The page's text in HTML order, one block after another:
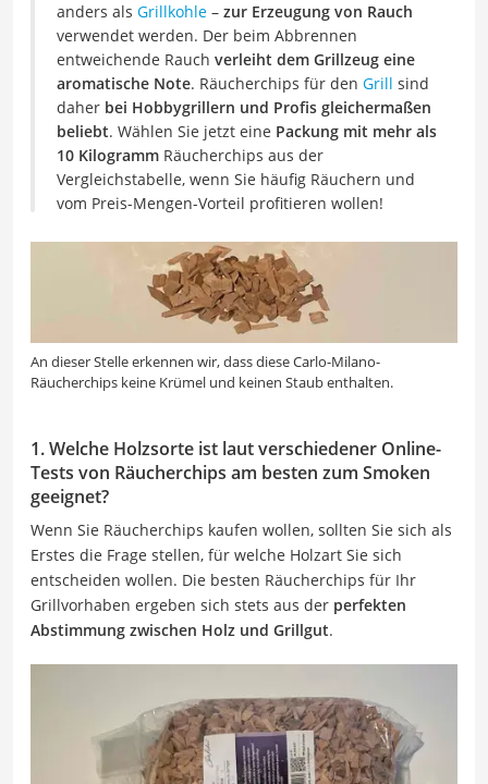
anders als Grillkohle – zur Erzeugung von Rauch
verwendet werden. Der beim Abbrennen
entweichende Rauch verleiht dem Grillzeug eine
aromatische Note. Räucherchips für den Grill sind
daher bei Hobbygrillern und Profis gleichermaßen
beliebt. Wählen Sie jetzt eine Packung mit mehr als
10 Kilogramm Räucherchips aus der
Vergleichstabelle, wenn Sie häufig Räuchern und
vom Preis-Mengen-Vorteil profitieren wollen!
An dieser Stelle erkennen wir, dass diese Carlo-Milano-
Räucherchips keine Krümel und keinen Staub enthalten.
1. Welche Holzsorte ist laut verschiedener Online-
Tests von Räucherchips am besten zum Smoken
geeignet?
Wenn Sie Räucherchips kaufen wollen, sollten Sie sich als
Erstes die Frage stellen, für welche Holzart Sie sich
entscheiden wollen. Die besten Räucherchips für Ihr
Grillvorhaben ergeben sich stets aus der perfekten
Abstimmung zwischen Holz und Grillgut.